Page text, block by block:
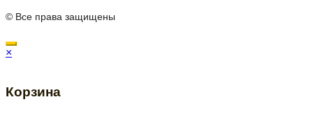
© Все права защищены
×
Корзина